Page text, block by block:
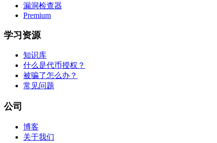
漏洞检查器
Premium
学习资源
知识库
什么是代币授权？
被骗了怎么办？
常见问题
公司
博客
关于我们